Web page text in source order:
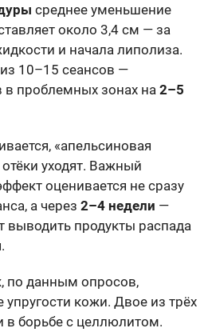
среднее уменьшение
около 3,4 см — за
и начала липолиза.
10–15 сеансов —
проблемных зонах на2–5
«апельсиновая
уходят. Важный
оценивается не сразу
а через2–4 недели —
выводить продукты распада
по данным опросов,
кожи. Двое из трёх
в борьбе с целлюлитом.